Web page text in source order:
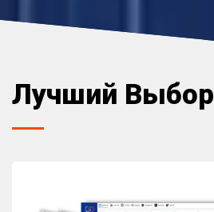
Лучший Выбор